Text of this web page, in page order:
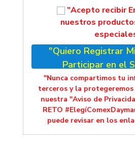
"Acepto recibir
nuestros
"Quiero Registrar
Participar en el
"Nunca compartimos tu
terceros y la protegeremos
nuestra "Aviso de
RETO
puede revisar en los